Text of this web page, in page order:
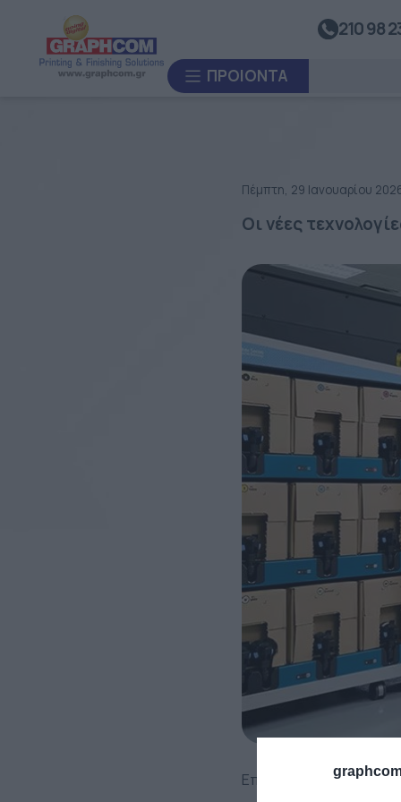
210 98
ΠΡΟΙΌΝΤΑ
ΒΟΗΘΗΤΙΚΌΣ ΕΞΟΠΛΙΣΜΌΣ
UV Doming
Καλάνδρες Θερμομεταφοράς
Συστήματα Ανατύλιξης
Πέμπτη, 29 Ιανουαρίου
Οι νέες
Επίσημη παρουσίαση